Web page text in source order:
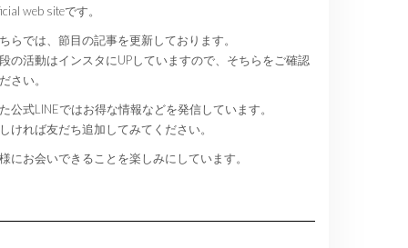
web siteです。
らでは、節目の記事を更新しております。
の活動はインスタにUPしていますので、そちらをご確認
さい。
公式LINEではお得な情報などを発信しています。
ければ友だち追加してみてください。
にお会いできることを楽しみにしています。